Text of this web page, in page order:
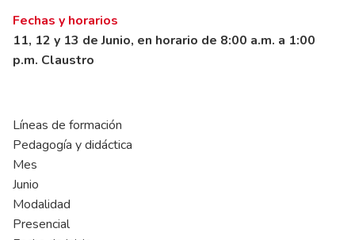
Fechas y horarios
11, 12 y 13 de Junio, en horario de 8:00 a.m. a 1:00
p.m. Claustro
Líneas de formación
Pedagogía y didáctica
Mes
Junio
Modalidad
Presencial